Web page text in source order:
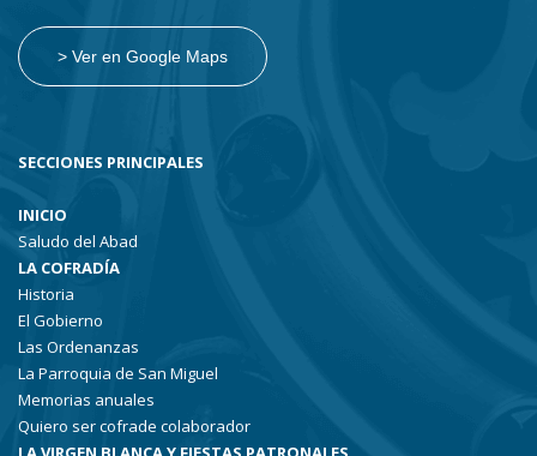
> Ver en Google Maps
SECCIONES PRINCIPALES
INICIO
Saludo del Abad
LA COFRADÍA
Historia
El Gobierno
Las Ordenanzas
La Parroquia de San Miguel
Memorias anuales
Quiero ser cofrade colaborador